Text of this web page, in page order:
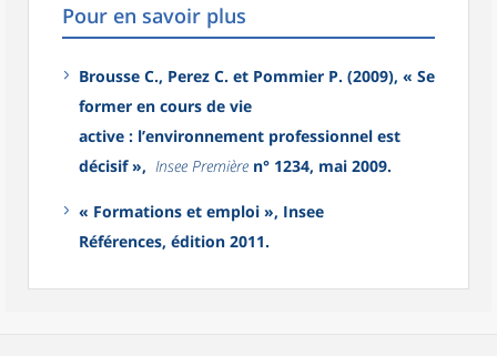
Pour en savoir plus
Brousse C., Perez C. et Pommier P. (2009), « Se
former en cours de vie
active : l’environnement professionnel est
décisif », Insee Première n° 1234, mai 2009.
« Formations et emploi », Insee
Références, édition 2011.